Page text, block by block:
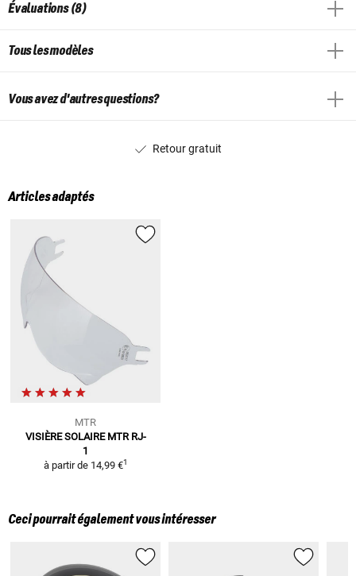
Évaluations (8)
Tous les modèles
Vous avez d'autres questions?
Retour gratuit
Articles adaptés
MTR
VISIÈRE SOLAIRE MTR RJ-
1
à partir de 14,99 €1
Ceci pourrait également vous intéresser